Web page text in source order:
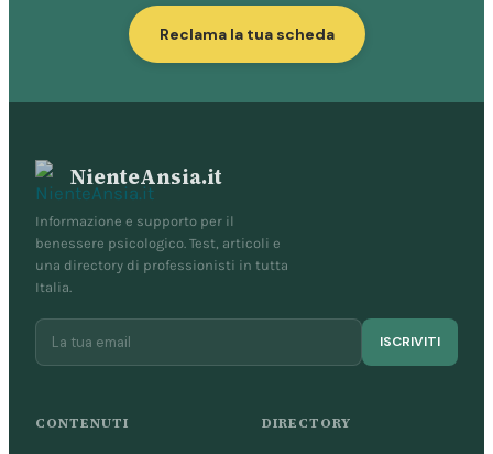
Reclama la tua scheda
NienteAnsia.it
Informazione e supporto per il
benessere psicologico. Test, articoli e
una directory di professionisti in tutta
Italia.
ISCRIVITI
CONTENUTI DIRECTORY